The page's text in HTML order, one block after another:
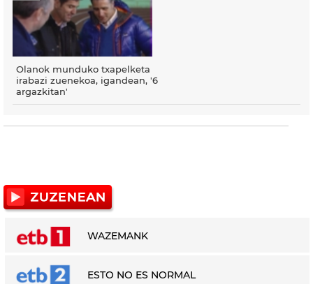
Olanok munduko txapelketa
irabazi zuenekoa, igandean, '6
argazkitan'
WAZEMANK
ESTO NO ES NORMAL